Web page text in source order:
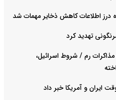
درز اطلاعات کاهش ذخایر مهمات شد
تهدید کرد
رم / شروط اسرائیل،
ایران و آمریکا خبر داد